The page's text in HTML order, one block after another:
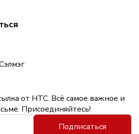
от НТС. Всё самое важное и
Присоединяйтесь!
Подписаться